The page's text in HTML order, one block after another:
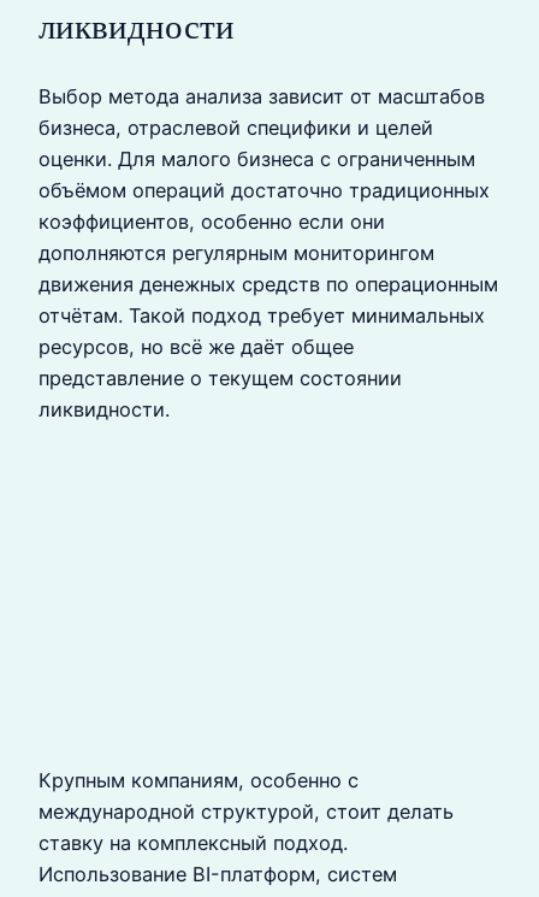
ликвидности
Выбор метода анализа зависит от масштабов
бизнеса, отраслевой специфики и целей
оценки. Для малого бизнеса с ограниченным
объёмом операций достаточно традиционных
коэффициентов, особенно если они
дополняются регулярным мониторингом
движения денежных средств по операционным
отчётам. Такой подход требует минимальных
ресурсов, но всё же даёт общее
представление о текущем состоянии
ликвидности.
Крупным компаниям, особенно с
международной структурой, стоит делать
ставку на комплексный подход.
Использование BI-платформ, систем